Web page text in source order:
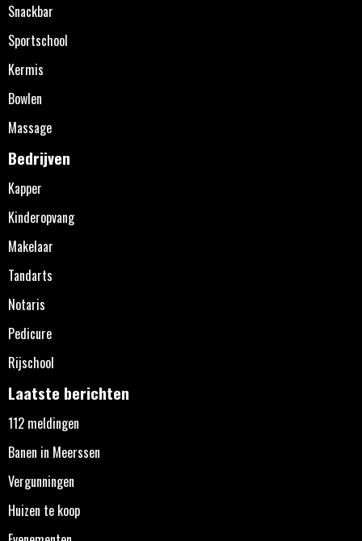
Snackbar
Sportschool
Kermis
Bowlen
Massage
Bedrijven
Kapper
Kinderopvang
Makelaar
Tandarts
Notaris
Pedicure
Rijschool
Laatste berichten
112 meldingen
Banen in Meerssen
Vergunningen
Huizen te koop